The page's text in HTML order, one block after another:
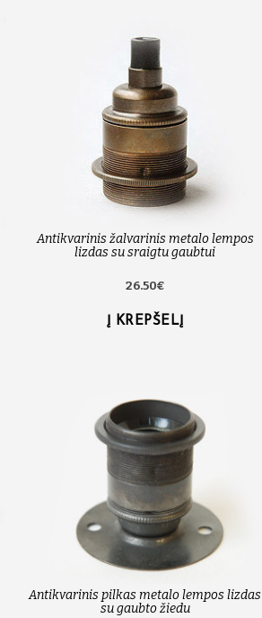
Antikvarinis žalvarinis metalo lempos
lizdas su sraigtu gaubtui
26.50€
Į KREPŠELĮ
Antikvarinis pilkas metalo lempos lizdas
su gaubto žiedu